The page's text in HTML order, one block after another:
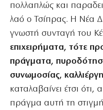
πολλαπλώς και
λαό ο Τσίπρας. Η Νέα
γνωστή συνταγή του
επιχειρήματα, τότε
πράγματα,
συνωμοσίας,
καταλαβαίνει έτσι ότι,
πράγμα αυτή τη